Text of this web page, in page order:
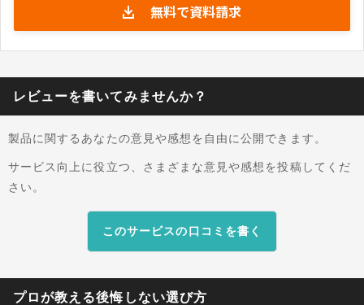
動化することで、専門知識を要する本来の審査業
務に法務担当者が集中できる環境を実現します。
Microsoft Wordのアドインとして動作するため、
できます。基本的にインターネット接続が不要な
ため、機密情報が外部に漏れる心配もなく、既存
が可能です。 法的リスクの自動指摘をはじめ、AI
による契約書レビュー機能はあえて搭載しておら
ず、人が行う内容チェック以外の定型作業を徹底
雑な形式作業のミスが減り、契約書全体の品質向
無料で資料請求
レビューを書いてみませんか？
製品に関するあなたの意見や感想を自由に公開できます。
サービス向上に役立つ、さまざまな意見や感想を投稿してくだ
さい。
このサービスの口コミを書く
プロが教える後悔しない選び方